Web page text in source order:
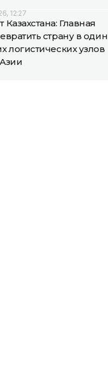
12:27
Главная
страну в один
логистических узлов